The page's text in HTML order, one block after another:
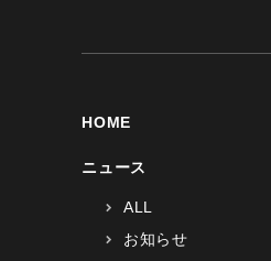
HOME
ニュース
ALL
お知らせ